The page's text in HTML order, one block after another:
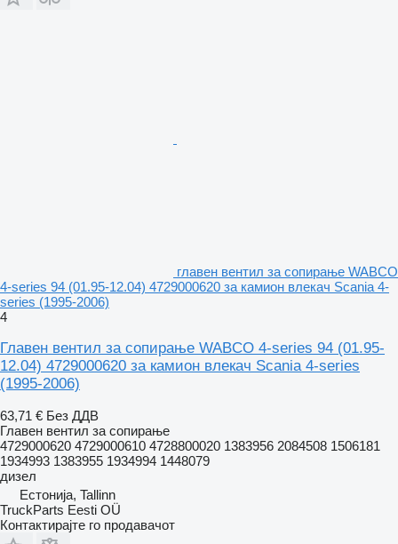
главен вентил за сопирање WABCO
4-series 94 (01.95-12.04) 4729000620 за камион влекач Scania 4-
series (1995-2006)
4
Главен вентил за сопирање WABCO 4-series 94 (01.95-
12.04) 4729000620 за камион влекач Scania 4-series
(1995-2006)
63,71 € Без ДДВ
Главен вентил за сопирање
4729000620 4729000610 4728800020 1383956 2084508 1506181
1934993 1383955 1934994 1448079
дизел
Естонија, Tallinn
TruckParts Eesti OÜ
Контактирајте го продавачот